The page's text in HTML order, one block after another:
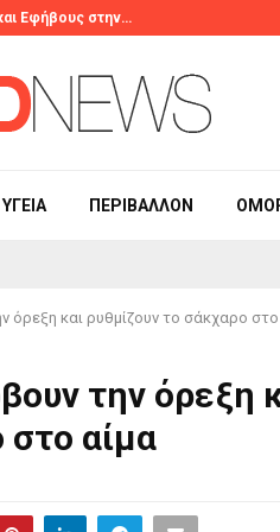
και Εφήβους στην…
ΥΓΕΊΑ ΠΕΡΙΒΆΛΛΟΝ
όρεξη και ρυθμίζουν το σάκχαρο
την όρεξη
στο αίμα